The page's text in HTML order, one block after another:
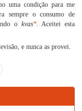
uma condição para me
sempre o consumo de
o kvas*. Aceitei esta
e nunca as provei.